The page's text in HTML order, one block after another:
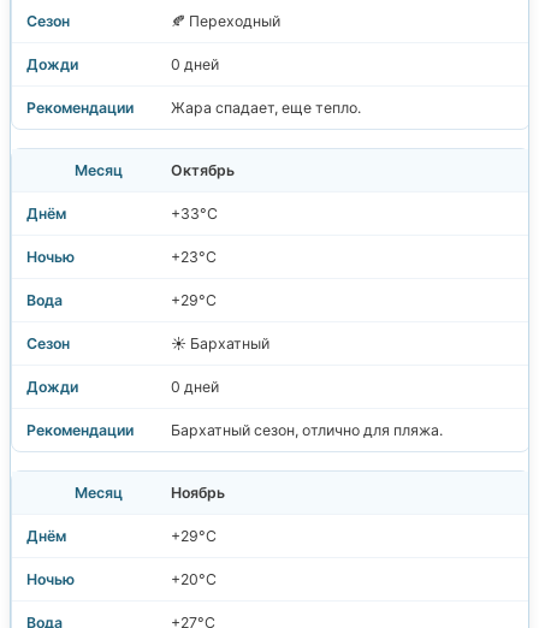
🍂 Переходный
0 дней
Жара спадает, еще тепло.
Октябрь
+33°C
+23°C
+29°C
☀️ Бархатный
0 дней
Бархатный сезон, отлично для пляжа.
Ноябрь
+29°C
+20°C
+27°C